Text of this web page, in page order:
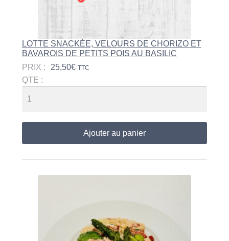
LOTTE SNACKÉE, VELOURS DE CHORIZO ET
BAVAROIS DE PETITS POIS AU BASILIC
PRIX :
25,50€ TTC
QTE :
Ajouter au panier